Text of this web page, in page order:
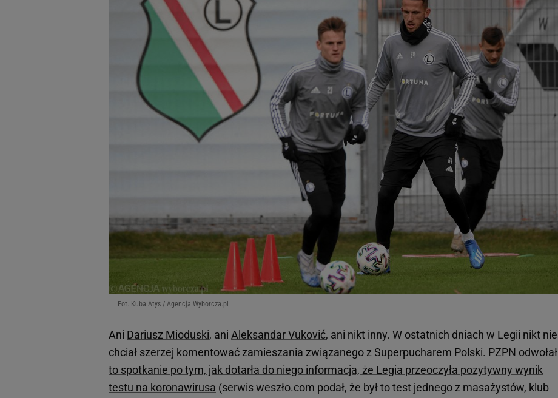
Fot. Kuba Atys / Agencja Wyborcza.pl
Ani Dariusz Mioduski, ani Aleksandar Vuković, ani nikt inny. W ostatnich dniach w Legii nikt nie
chciał szerzej komentować zamieszania związanego z Superpucharem Polski. PZPN odwołał
to spotkanie po tym, jak dotarła do niego informacja, że Legia przeoczyła pozytywny wynik
testu na koronawirusa (serwis weszło.com podał, że był to test jednego z masażystów, klub